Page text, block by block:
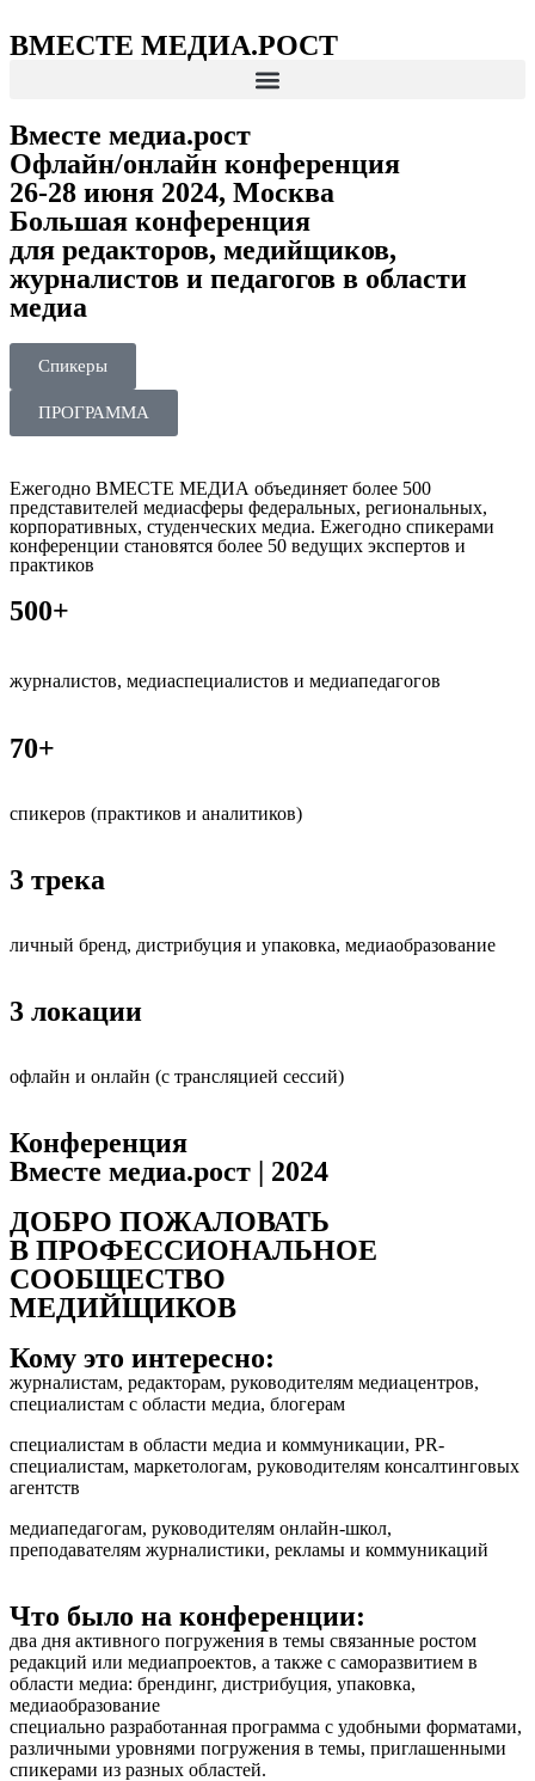
ВМЕСТЕ МЕДИА.РОСТ
Вместе медиа.рост
Офлайн/онлайн конференция
26-28 июня 2024, Москва
Большая конференция
для редакторов, медийщиков,
журналистов и педагогов в области
медиа
Спикеры
ПРОГРАММА
Ежегодно ВМЕСТЕ МЕДИА объединяет более 500
представителей медиасферы федеральных, региональных,
корпоративных, студенческих медиа. Ежегодно спикерами
конференции становятся более 50 ведущих экспертов и
практиков
500+
журналистов, медиаспециалистов и медиапедагогов
70+
спикеров (практиков и аналитиков)
3 трека
личный бренд, дистрибуция и упаковка, медиаобразование
3 локации
офлайн и онлайн (с трансляцией сессий)
Конференция
Вместе медиа.рост | 2024
ДОБРО ПОЖАЛОВАТЬ
В ПРОФЕССИОНАЛЬНОЕ
СООБЩЕСТВО
МЕДИЙЩИКОВ
Кому это интересно:
журналистам, редакторам, руководителям медиацентров,
специалистам с области медиа, блогерам
специалистам в области медиа и коммуникации, PR-
специалистам, маркетологам, руководителям консалтинговых
агентств
медиапедагогам, руководителям онлайн-школ,
преподавателям журналистики, рекламы и коммуникаций
Что было на конференции:
два дня активного погружения в темы связанные ростом
редакций или медиапроектов, а также с саморазвитием в
области медиа: брендинг, дистрибуция, упаковка,
медиаобразование
специально разработанная программа с удобными форматами,
различными уровнями погружения в темы, приглашенными
спикерами из разных областей.